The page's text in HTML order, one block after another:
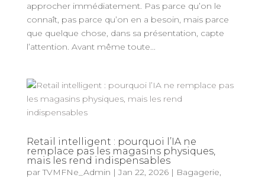
approcher immédiatement. Pas parce qu’on le
connaît, pas parce qu’on en a besoin, mais parce
que quelque chose, dans sa présentation, capte
l’attention. Avant même toute...
Retail intelligent : pourquoi l’IA ne
remplace pas les magasins physiques,
mais les rend indispensables
parTVMFNe_Admin |Jan 22, 2026| Bagagerie,